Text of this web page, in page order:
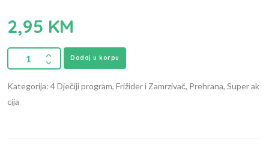
2,95 KM
Dodaj u korpu
Kategorija: 4 Dječiji program, Frižider i Zamrzivač, Prehrana, Super ak
cija